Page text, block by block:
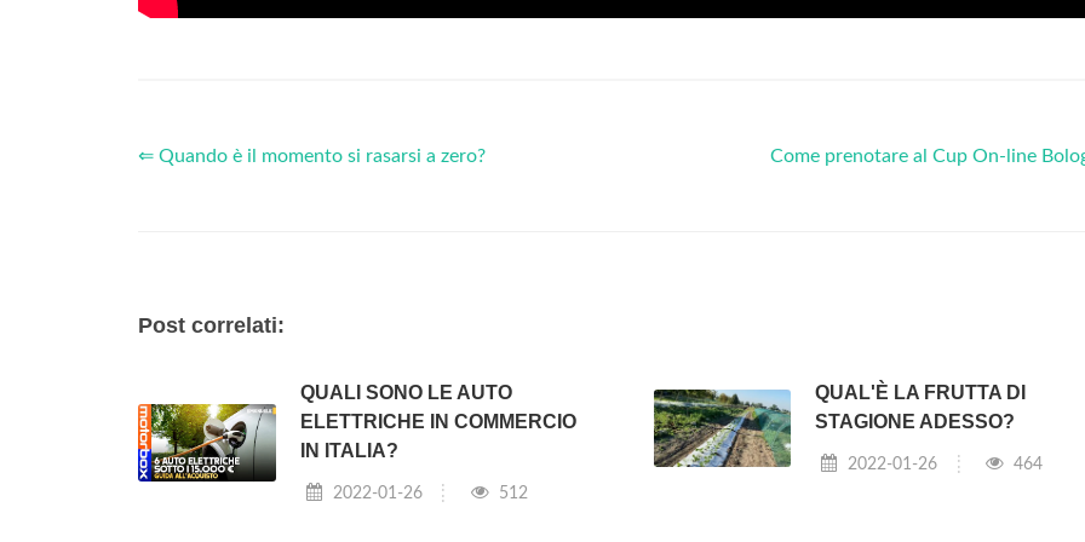
⇐ Quando è il momento si rasarsi a zero? Come prenotare al Cup On-line
Post correlati:
QUALI SONO LE AUTO
ELETTRICHE IN COMMERCIO
IN ITALIA?
2022-01-26 512
QUAL'È LA FRUTTA DI
STAGIONE ADESSO?
2022-01-26 464